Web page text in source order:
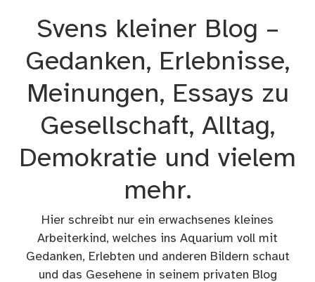
Svens kleiner Blog –
Gedanken, Erlebnisse,
Meinungen, Essays zu
Gesellschaft, Alltag,
Demokratie und vielem
mehr.
Hier schreibt nur ein erwachsenes kleines
Arbeiterkind, welches ins Aquarium voll mit
Gedanken, Erlebten und anderen Bildern schaut
und das Gesehene in seinem privaten Blog